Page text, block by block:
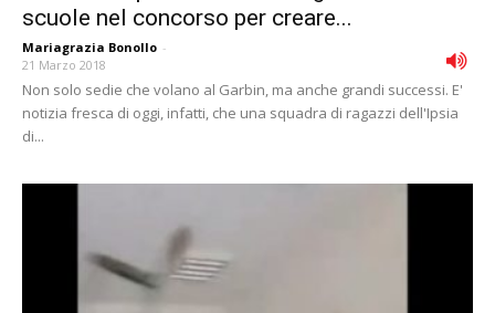
scuole nel concorso per creare...
Mariagrazia Bonollo -
21 Marzo 2018
Non solo sedie che volano al Garbin, ma anche grandi successi. E'
notizia fresca di oggi, infatti, che una squadra di ragazzi dell'Ipsia
di...